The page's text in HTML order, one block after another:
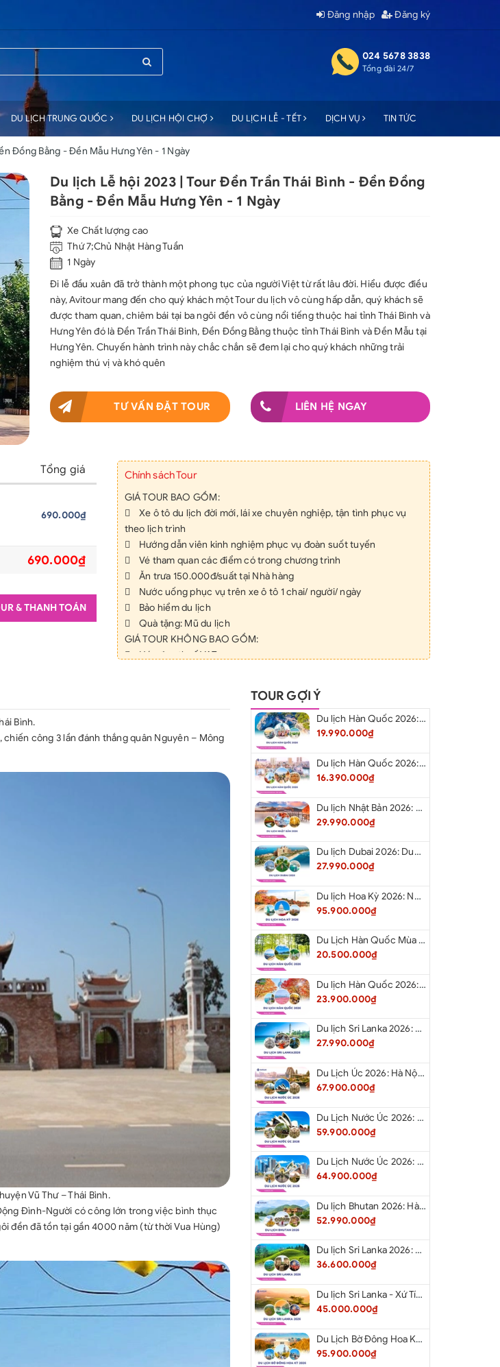
Đăng nhập Đăng ký
024 5678 3838
Tổng đài 24/7
DU LỊCH TRUNG QUỐC DU LỊCH HỘI CHỢ DU LỊCH LỄ - TẾT DỊCH VỤ TIN TỨC
Đồng Bằng - Đền Mẫu Hưng Yên - 1 Ngày
Du lịch Lễ hội 2023 | Tour Đền Trần Thái Bình - Đền Đồng
Bằng - Đền Mẫu Hưng Yên - 1 Ngày
Xe Chất lượng cao
Thứ 7;Chủ Nhật Hàng Tuần
1 Ngày
Đi lễ đầu xuân đã trở thành một phong tục của người Việt từ rất lâu đời. Hiểu được điều
này, Avitour mang đến cho quý khách một Tour du lịch vô cùng hấp dẫn, quý khách sẽ
được tham quan, chiêm bái tại ba ngôi đền vô cùng nổi tiếng thuộc hai tỉnh Thái Bình và
Hưng Yên đó là Đền Trần Thái Binh, Đền Đồng Bằng thuộc tỉnh Thái Bình và Đền Mẫu tại
Hưng Yên. Chuyến hành trình này chắc chắn sẽ đem lại cho quý khách những trải
nghiệm thú vị và khó quên
TƯ VẤN ĐẶT TOUR LIÊN HỆ NGAY
Tổng giá
690.000₫
690.000₫
& THANH TOÁN
Chính sách Tour
GIÁ TOUR BAO GỒM:
 Xe ô tô du lịch đời mới, lái xe chuyên nghiệp, tận tình phục vụ
theo lịch trình
 Hướng dẫn viên kinh nghiệm phục vụ đoàn suốt tuyến
 Vé tham quan các điểm có trong chương trình
 Ăn trưa 150.000đ/suất tại Nhà hàng
 Nước uống phục vụ trên xe ô tô 1 chai/ người/ ngày
 Bảo hiểm du lịch
 Quà tặng: Mũ du lịch
GIÁ TOUR KHÔNG BAO GỒM:
 Hóa đơn thuế VAT
 Tiền tip cho hướng dẫn viên và lái xe, thông thường khoảng
Bình.
công 3 lần đánh thắng quân Nguyên – Mông
Vũ Thư – Thái Bình.
Đình-Người có công lớn trong việc bình thục
đền đã tồn tại gần 4000 năm (từ thời Vua Hùng)
TOUR GỢI Ý
Du lịch Hàn Quốc 2026: Hà Nội – Busan – Seoul – Starfiled – Lotte Worf
19.990.000₫
Du lịch Hàn Quốc 2026: Hà Nội – Lotte Word – Đảo Nami – Làng Cổ Hanok Bukchon
16.390.000₫
Du lịch Nhật Bản 2026: Niigata – Aizu – Nikko - Tokyo – Niigata từ Hà Nội
29.990.000₫
Du lịch Dubai 2026: Dubai - Safari - Abu Dhabi
27.990.000₫
Du lịch Hoa Kỳ 2026: New York - Philadelphia - Delaware - Washington D.C. - Las Vegas - Red Rock Canyon - Quận Cam - Santa Monica - Hollywood - San Diego - Los Angeles.
95.900.000₫
Du Lịch Hàn Quốc Mùa Hè 2026: Hà Nội - Busan - Gyeongju - Seoul - Đảo Nami - Tàu Điện Ven Biển Haeundae - Cầu Kính Oryukdo - Làng Văn Hóa Huinnyeoul
20.500.000₫
Du lịch Hàn Quốc 2026: Hà Nội - Busan - Gyeongju - Seoul - Đảo Nami - Tàu Điện Ven Biển Haeundae - Cỏ Hồng Muhly - Làng Văn Hóa Huinnyeoul
23.900.000₫
Du lịch Sri Lanka 2026: Colombo - Negombo - Pinnawala - Kandy - Kalutara - Nuwara - Eliya
27.990.000₫
Du Lịch Úc 2026: Hà Nội - Sydney- Canberra - Melbourne - Hà Nội
67.900.000₫
Du Lịch Nước Úc 2026: Hà Nội - Sydney- Canberra - Melbourne - Hà Nội
59.900.000₫
Du Lịch Nước Úc 2026: Hà Nội - Melbourne - Canberra - Sydney - Hà Nội
64.900.000₫
Du lịch Bhutan 2026: Hà Nội - Bhutan - Paro - Thimphu - Punakha
52.990.000₫
Du lịch Sri Lanka 2026: Khám Phá Xứ Tích Lan
36.600.000₫
Du lịch Sri Lanka - Xứ Tích Lan 2026: Tham Dự Lễ Hội Rước Xá Lợi Răng Phật
45.000.000₫
Du Lịch Bờ Đông Hoa Kỳ 2026: Washington DC - Philadelphia - New York - Boston - New Hampshire White Mountains - Albany - Niagara Falls - Buffalo - Corning - New York
95.900.000₫